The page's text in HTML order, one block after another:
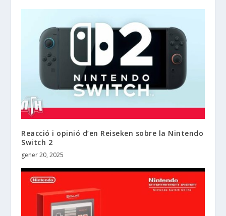
Reacció i opinió d’en ‪Reiseken‬ sobre la Nintendo
Switch 2
gener 20, 2025